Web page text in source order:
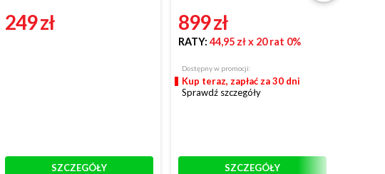
249 zł
SZCZEGÓŁY
899 zł
RATY: 44,95 złx 20 rat 0%
Dostępny w promocji:
Kup teraz, zapłać za 30 dni
Sprawdź szczegóły
SZCZEGÓŁY